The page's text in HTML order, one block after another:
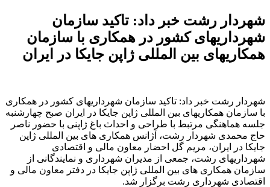
شهردار رشت خبر داد: تاکید سازمان
شهرداریهای کشور در همکاری با سازمان
همکاریهای بین المللی ژاپن جایکا در ایران
شهردار رشت خبر داد: تاکید سازمان شهرداریهای کشور در همکاری
با سازمان همکاریهای بین المللی ژاپن جایکا در ایران صبح چهارشنبه
جلسه هماهنگی مرتبط با طراحی و احداث باغ ژاپنی با حضور ناصر
حاج محمدی شهردار رشت، آژانس همکاری های بین المللی ژاپن
جایکا در ایران، مریم گل احضار معاون مالی و اقتصادی
شهرداریهای رشت، جمعی از مدیران شهرداری و نمایندگانی از
سازمان همکاری های بین المللی ژاپن جایکا در دفتر معاون مالی و
اقتصادی شهرداری رشت برگزار شد.